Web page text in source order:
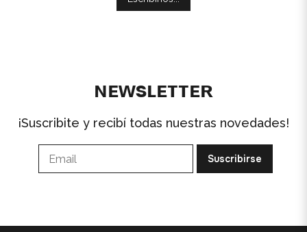
ɴᴇᴡsʟᴇᴛᴛᴇʀ
¡Suscribite y recibí todas nuestras novedades!
Suscribirse